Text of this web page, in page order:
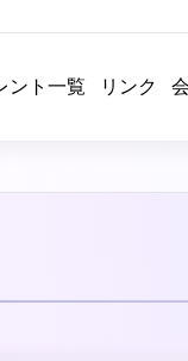
ント一覧 リンク